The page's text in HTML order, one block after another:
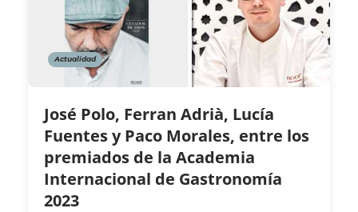
Actualidad
José Polo, Ferran Adrià, Lucía
Fuentes y Paco Morales, entre los
premiados de la Academia
Internacional de Gastronomía
2023